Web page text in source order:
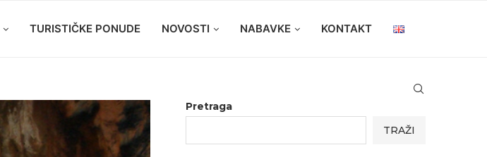
TURISTIČKE PONUDE NOVOSTI NABAVKE KONTAKT
Pretraga
TRAŽI